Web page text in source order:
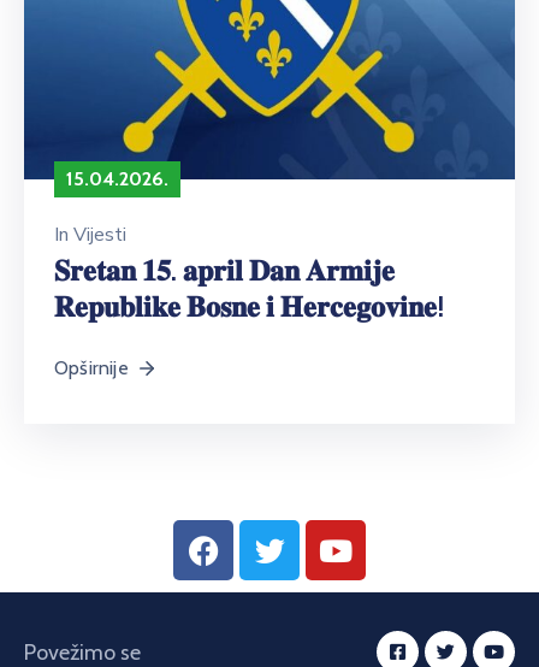
15.04.2026.
In Vijesti
𝐒𝐫𝐞𝐭𝐚𝐧 𝟏𝟓. 𝐚𝐩𝐫𝐢𝐥 𝐃𝐚𝐧 𝐀𝐫𝐦𝐢𝐣𝐞
𝐑𝐞𝐩𝐮𝐛𝐥𝐢𝐤𝐞 𝐁𝐨𝐬𝐧𝐞 𝐢 𝐇𝐞𝐫𝐜𝐞𝐠𝐨𝐯𝐢𝐧𝐞!
Opširnije
Povežimo se